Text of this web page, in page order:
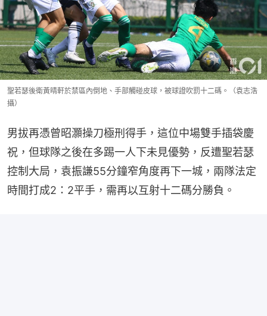
聖若瑟後衛黃晴軒於禁區內倒地、手部觸碰皮球，被球證吹罰十二碼。（袁志浩
攝）
男拔再憑曾昭灝操刀極刑得手，這位中場雙手插袋慶
祝，但球隊之後在多踢一人下未見優勢，反遭聖若瑟
控制大局，袁振謙55分鐘窄角度再下一城，兩隊法定
時間打成2：2平手，需再以互射十二碼分勝負。